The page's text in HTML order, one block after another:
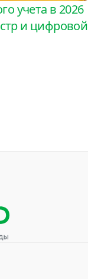
учета в 2026
и цифровой